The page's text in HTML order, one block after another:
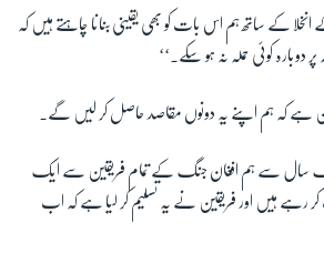
انخلا کے ساتھ ہم اس بات کو بھی یقینی بنانا چاہتے ہیں کہ
دوبارہ کوئی حملہ نہ ہو سکے۔‘‘
ہے کہ ہم اپنے یہ دونوں مقاصد حاصل کر لیں گے۔
ایک سال سے ہم افغان جنگ کے تمام فریقین سے ایک
کر رہے ہیں اور فریقین نے یہ تسلیم کر لیا ہے کہ اب